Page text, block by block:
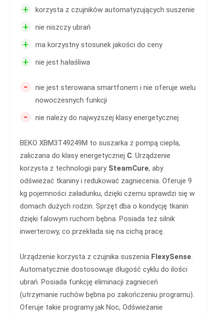
+ korzysta z czujników automatyzujących suszenie
+ nie niszczy ubrań
+ ma korzystny stosunek jakości do ceny
+ nie jest hałaśliwa
-
nie jest sterowana smartfonem i nie oferuje wielu
nowoczesnych funkcji
- nie należy do najwyższej klasy energetycznej
BEKO XBM3T49249M to suszarka z pompą ciepła,
zaliczana do klasy energetycznej C. Urządzenie
korzysta z technologii pary SteamCure, aby
odświeżać tkaniny i redukować zagniecenia. Oferuje 9
kg pojemności załadunku, dzięki czemu sprawdzi się w
domach dużych rodzin. Sprzęt dba o kondycję tkanin
dzięki falowym ruchom bębna. Posiada też silnik
inwerterowy, co przekłada się na cichą pracę.
Urządzenie korzysta z czujnika suszenia FlexySense.
Automatycznie dostosowuje długość cyklu do ilości
ubrań. Posiada funkcję eliminacji zagnieceń
(utrzymanie ruchów bębna po zakończeniu programu).
Oferuje takie programy jak Noc, Odświeżanie